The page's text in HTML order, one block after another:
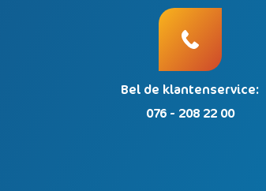
Bel de klantenservice:
076 - 208 22 00